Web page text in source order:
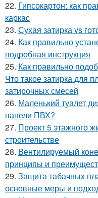
22. Гипсокартон: как
каркас
23. Сухая затирка vs
24. Как правильно
подробная инструкция
25. Как правильно
Что такое затирка для
затирочных смесей
26. Маленький туалет
панели ПВХ?
27. Проект 5 этажного
строительстве
28. Вентилируемый
принципы и
29. Защита табачных
основные меры и